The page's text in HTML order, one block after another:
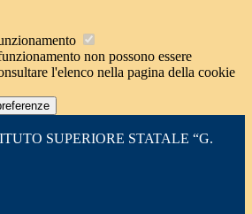
non possono essere
l'elenco nella pagina della cookie
SUPERIORE STATALE “G.